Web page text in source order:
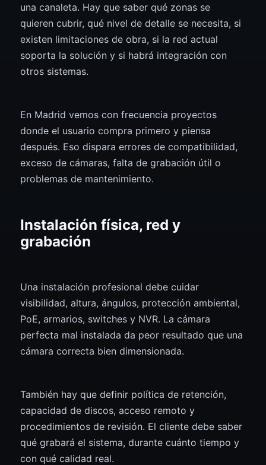
una canaleta. Hay que saber qué zonas se
quieren cubrir, qué nivel de detalle se necesita, si
existen limitaciones de obra, si la red actual
soporta la solución y si habrá integración con
otros sistemas.
En Madrid vemos con frecuencia proyectos
donde el usuario compra primero y piensa
después. Eso dispara errores de compatibilidad,
exceso de cámaras, falta de grabación útil o
problemas de mantenimiento.
Instalación física, red y
grabación
Una instalación profesional debe cuidar
visibilidad, altura, ángulos, protección ambiental,
PoE, armarios, switches y NVR. La cámara
perfecta mal instalada da peor resultado que una
cámara correcta bien dimensionada.
También hay que definir política de retención,
capacidad de discos, acceso remoto y
procedimientos de revisión. El cliente debe saber
qué grabará el sistema, durante cuánto tiempo y
con qué calidad real.